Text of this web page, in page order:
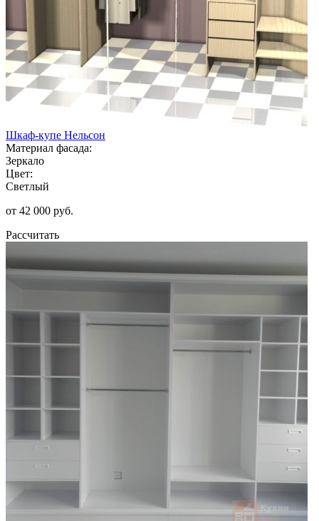
Шкаф-купе Нельсон
Материал фасада:
Зеркало
Цвет:
Светлый
от 42 000 руб.
Рассчитать